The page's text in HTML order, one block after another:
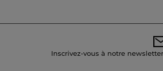
Inscrivez-vous à notre